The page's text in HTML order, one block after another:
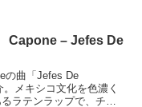
Capone – Jefes De
の曲「Jefes De
メキシコ文化を色濃く
ラテンラップで、チカ